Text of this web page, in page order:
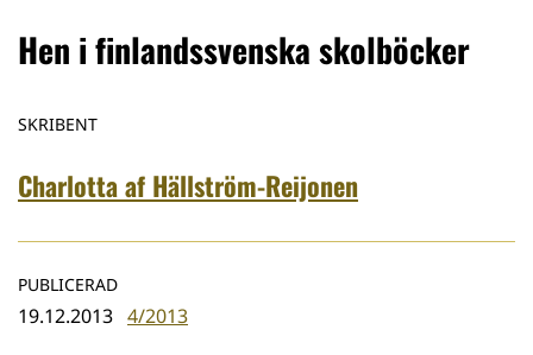
Hen i finlandssvenska skolböcker
SKRIBENT
Charlotta af Hällström-Reijonen
PUBLICERAD
19.12.2013 4/2013